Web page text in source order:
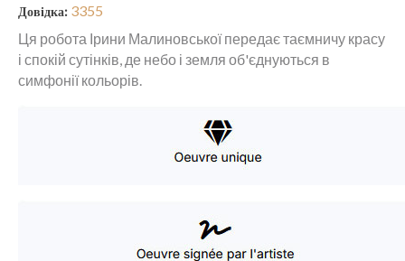
Довідка: 3355
Ця робота Ірини Малиновської передає таємничу красу
і спокій сутінків, де небо і земля об'єднуються в
симфонії кольорів.